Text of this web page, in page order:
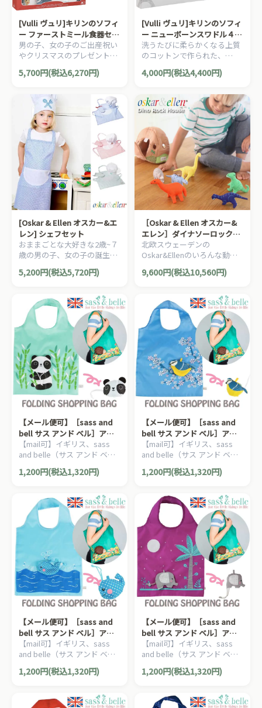
[Vulli ヴュリ]キリンのソフィ
ー ファーストミール食器セッ
ト（バルーン）
男の子、女の子のご出産祝い
やクリスマスのプレゼント、
1歳の誕生日プレゼントにオ
ススメな、フランスらしいデ
レクションシリーズです。
5,700円(税込6,270円)
[Vulli ヴュリ]キリンのソフィ
ー ニューボーンスワドル４枚
セット
洗うたびに柔らかくなる上質
のコットンで作られた、
70×70cmの使いやすいサイ
ズのおくるみ（スワドル）４
4,000円(税込4,400円)
[Oskar & Ellen オスカー&エ
レン] シェフセット
おままごとな大好きな2歳~７
歳の男の子、女の子の誕生日
やクリスマスプレゼントにお
すすめ。 スウェーデン、
レンの、シェフセット。
5,200円(税込5,720円)
［Oskar & Ellen オスカー&
エレン］ダイナソーロックハ
ウス
北欧スウェーデンの
Oskar&Ellenのいろんな動物
がいっぱいの動物園のドール
ハウスバッグ。ごっこ遊びを
9,600円(税込10,560円)
【メール便可】［sass and
bell サス アンド ベル］アニ
マルエコバッグ パンダ
【mail可】イギリス、sass
and belle（サス アンド ベ
ル）の、ちょっとしたプレゼ
ントにも人気の、動物たちの
1,200円(税込1,320円)
【メール便可】［sass and
bell サス アンド ベル］アニ
マルエコバッグ バード
【mail可】イギリス、sass
and belle（サス アンド ベ
ル）の、ちょっとしたプレゼ
ントにも人気の、動物たちの
1,200円(税込1,320円)
【メール便可】［sass and
bell サス アンド ベル］アニ
マルエコバッグ くじら
【mail可】イギリス、sass
and belle（サス アンド ベ
ル）の、ちょっとしたプレゼ
ントにも人気の、動物たちの
1,200円(税込1,320円)
【メール便可】［sass and
bell サス アンド ベル］アニ
マルエコバッグ ぞう
【mail可】イギリス、sass
and belle（サス アンド ベ
ル）の、ちょっとしたプレゼ
ントにも人気の、動物たちの
1,200円(税込1,320円)